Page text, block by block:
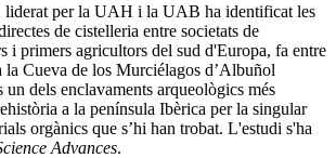
liderat per la UAH i la UAB ha identificat les
de cistelleria entre societats de
i primers agricultors del sud d'Europa, fa entre
la Cueva de los Murciélagos d’Albuñol
un dels enclavaments arqueològics més
a la península Ibèrica per la singular
orgànics que s’hi han trobat. L'estudi s'ha
Advances.